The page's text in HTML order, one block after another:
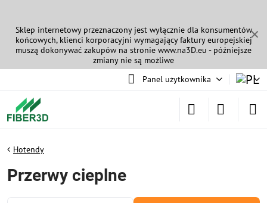
✕
Sklep internetowy przeznaczony jest wyłącznie dla konsumentów
końcowych, klienci korporacyjni wymagający faktury europejskiej
muszą dokonywać zakupów na stronie www.na3D.eu - późniejsze
zmiany nie są możliwe
Panel użytkownika
Hotendy
Przerwy cieplne